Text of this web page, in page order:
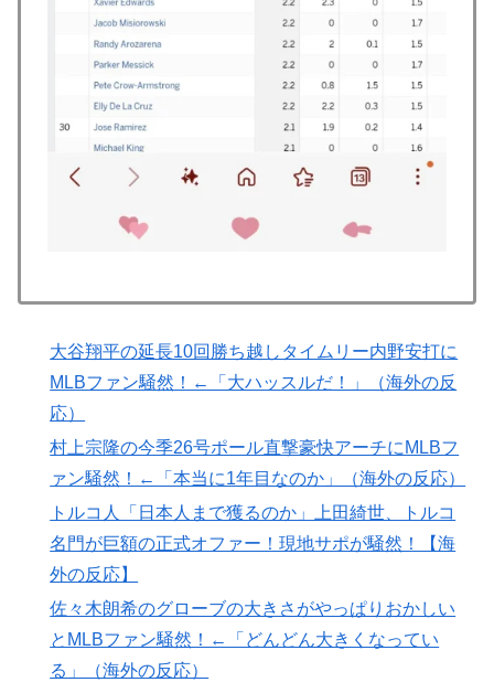
海外「日本は戦勝国なんだよ」 戦後の日本人の特別な
生き様に各国から称賛の声
韓国人「韓国人が日本のラーメンについて勘違いしてい
ることがこちら…」→「えっ？？？？？？？？？？」＝
韓国の反応
韓国人「韓国のイメージ失墜は免れないのか？2011〜
12年の国際試合における外国審判への接待疑惑が海外で
一斉に報じられる‥」
▶ 無気力な韓国代表、オーストリアにも0-1で敗北…3月の
▶ 海外「”京都の鳥”は良いぞ」小規模だけどお勧めな日本
の観光名所／お店に対する海外の反応
▶ 海外「この日本アニメはマジでぶっ飛んでる！ｗ」外国
人が予測不可能でぶっ飛んでると評価した日本アニメと
は・・・？ 海外の反応
▶ トルコ人「日本人まで獲るのか」上田綺世、トルコ名門
が巨額の正式オファー！現地サポが騒然！【海外の反
応】
▶ ヒロアカの葉隠ちゃんって透明なうんこするの？
▶ 【海外の反応】52歳イチロー、マ軍主催のホームラン競
争で柵越えを連発「現役時代の噂は本当だったんだ
大谷翔平の延長10回勝ち越しタイムリー内野安打に
MLBファン騒然！←「大ハッスルだ！」（海外の反
応）
村上宗隆の今季26号ポール直撃豪快アーチにMLBフ
ァン騒然！←「本当に1年目なのか」（海外の反応）
トルコ人「日本人まで獲るのか」上田綺世、トルコ
名門が巨額の正式オファー！現地サポが騒然！【海
外の反応】
佐々木朗希のグローブの大きさがやっぱりおかしい
とMLBファン騒然！←「どんどん大きくなってい
る」（海外の反応）